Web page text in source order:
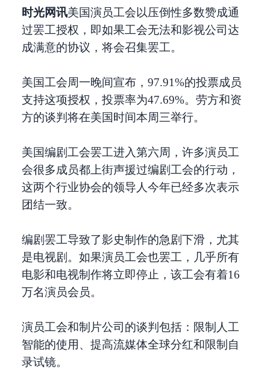
时光网讯美国演员工会以压倒性多数赞成通
过罢工授权，即如果工会无法和影视公司达
成满意的协议，将会召集罢工。
美国工会周一晚间宣布，97.91%的投票成员
支持这项授权，投票率为47.69%。劳方和资
方的谈判将在美国时间本周三举行。
美国编剧工会罢工进入第六周，许多演员工
会很多成员都上街声援过编剧工会的行动，
这两个行业协会的领导人今年已经多次表示
团结一致。
编剧罢工导致了影史制作的急剧下滑，尤其
是电视剧。如果演员工会也罢工，几乎所有
电影和电视制作将立即停止，该工会有着16
万名演员会员。
演员工会和制片公司的谈判包括：限制人工
智能的使用、提高流媒体全球分红和限制自
录试镜。